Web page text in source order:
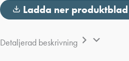
Ladda ner produktblad
Detaljerad beskrivning